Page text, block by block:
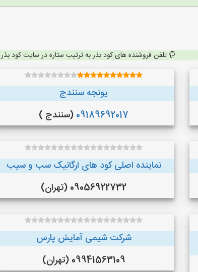
تلفن فروشنده های کود بذر به ترتیب ستاره در سایت کود بذر
یونجه سنندج
09189692017 (سنندج )
نماینده اصلی کود های ارگانیک سب و سیب
09056922732 (تهران)
شرکت شیمی آمایش پارس
09941563109 (تهران)